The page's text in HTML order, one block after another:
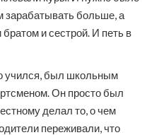
зарабатывать больше, а
и сестрой. И петь в
учился, был школьным
Он просто был
делал то, о чем
переживали, что